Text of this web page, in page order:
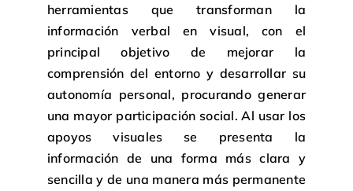
herramientas que transforman la
información verbal en visual, con el
principal objetivo de mejorar la
comprensión del entorno y desarrollar su
autonomía personal, procurando generar
una mayor participación social. Al usar los
apoyos visuales se presenta la
información de una forma más clara y
sencilla y de una manera más permanente